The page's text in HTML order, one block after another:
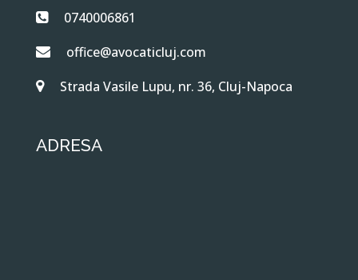
0740006861
office@avocaticluj.com
Strada Vasile Lupu, nr. 36, Cluj-Napoca
ADRESA